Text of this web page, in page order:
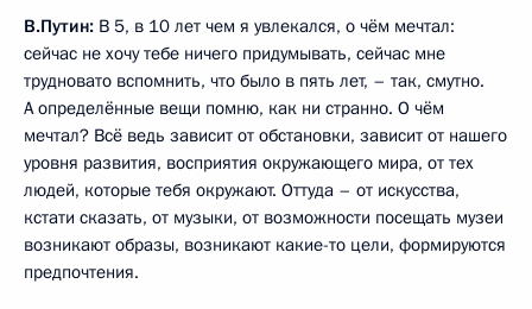
В.Путин: В 5, в 10 лет чем я увлекался, о чём мечтал:
сейчас не хочу тебе ничего придумывать, сейчас мне
трудновато вспомнить, что было в пять лет, – так, смутно.
А определённые вещи помню, как ни странно. О чём
мечтал? Всё ведь зависит от обстановки, зависит от нашего
уровня развития, восприятия окружающего мира, от тех
людей, которые тебя окружают. Оттуда – от искусства,
кстати сказать, от музыки, от возможности посещать музеи
возникают образы, возникают какие-то цели, формируются
предпочтения.